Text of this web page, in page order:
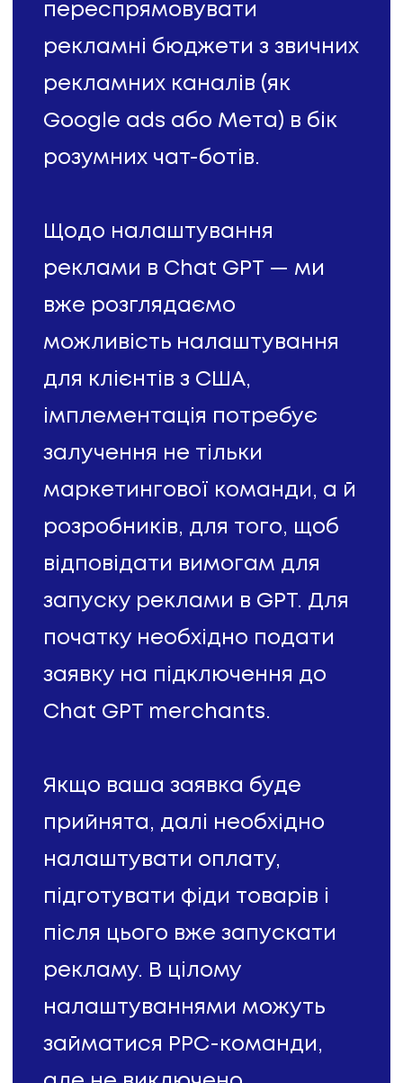
переспрямовувати
рекламні бюджети з звичних
рекламних каналів (як
Google ads або Мета) в бік
розумних чат-ботів.
Щодо налаштування
реклами в Chat GPT — ми
вже розглядаємо
можливість налаштування
для клієнтів з США,
імплементація потребує
залучення не тільки
маркетингової команди, а й
розробників, для того, щоб
відповідати вимогам для
запуску реклами в GPT. Для
початку необхідно подати
заявку на підключення до
Chat GPT merchants.
Якщо ваша заявка буде
прийнята, далі необхідно
налаштувати оплату,
підготувати фіди товарів і
після цього вже запускати
рекламу. В цілому
налаштуваннями можуть
займатися РРС-команди,